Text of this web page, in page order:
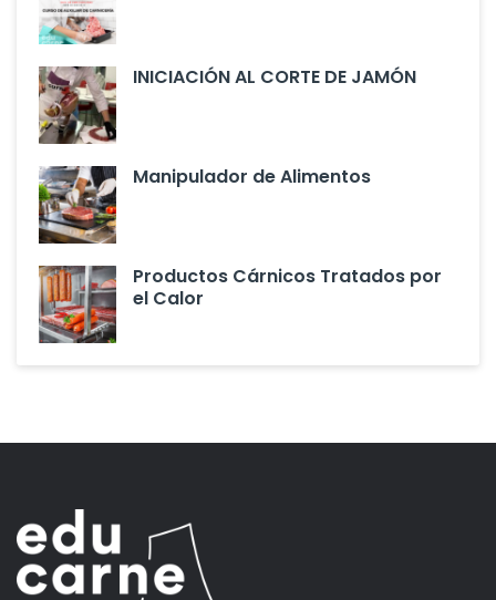
INICIACIÓN AL CORTE DE JAMÓN
Manipulador de Alimentos
Productos Cárnicos Tratados por
el Calor